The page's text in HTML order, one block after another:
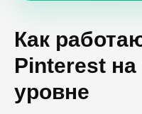
Как
Pinterest на
уровне